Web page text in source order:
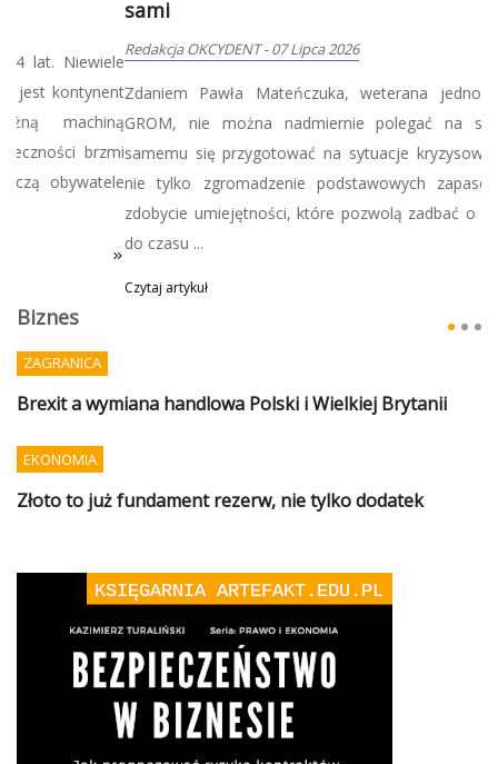
Redakcja OKCYDENT-07 Lipca 2026
Zdaniem Pawła Mateńczuka, weterana jednostki specjalnej
GROM, nie można nadmiernie polegać na służbach, tylko
samemu się przygotować na sytuacje kryzysowe, co oznacza
nie tylko zgromadzenie podstawowych zapasów, ale także
zdobycie umiejętności, które pozwolą zadbać o siebie i bliskich
Biznes
ZAGRANICA
Brexit a wymiana handlowa Polski i Wielkiej Brytanii
EKONOMIA
Złoto to już fundament rezerw, nie tylko dodatek